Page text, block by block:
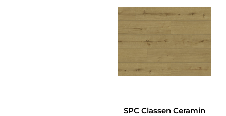
SPC Classen Ceramin